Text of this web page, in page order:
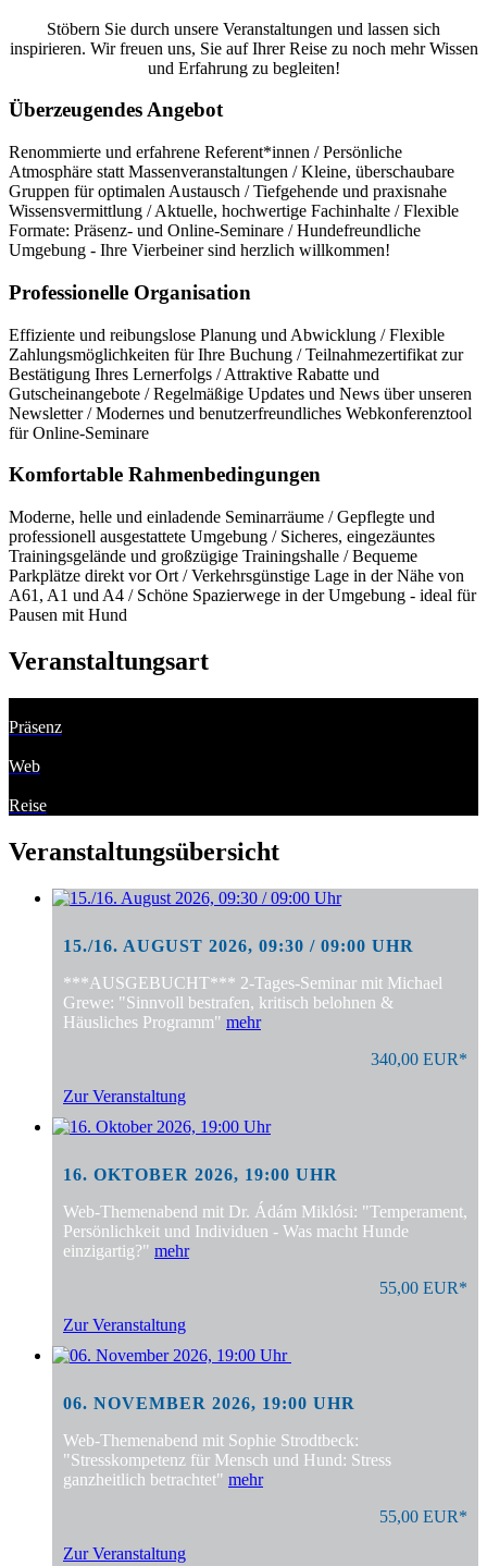
Stöbern Sie durch unsere Veranstaltungen und lassen sich
inspirieren. Wir freuen uns, Sie auf Ihrer Reise zu noch mehr Wissen
und Erfahrung zu begleiten!
Überzeugendes Angebot
Renommierte und erfahrene Referent*innen / Persönliche
Atmosphäre statt Massenveranstaltungen / Kleine, überschaubare
Gruppen für optimalen Austausch / Tiefgehende und praxisnahe
Wissensvermittlung / Aktuelle, hochwertige Fachinhalte / Flexible
Formate: Präsenz- und Online-Seminare / Hundefreundliche
Umgebung - Ihre Vierbeiner sind herzlich willkommen!
Professionelle Organisation
Effiziente und reibungslose Planung und Abwicklung / Flexible
Zahlungsmöglichkeiten für Ihre Buchung / Teilnahmezertifikat zur
Bestätigung Ihres Lernerfolgs / Attraktive Rabatte und
Gutscheinangebote / Regelmäßige Updates und News über unseren
Newsletter / Modernes und benutzerfreundliches Webkonferenztool
für Online-Seminare
Komfortable Rahmenbedingungen
Moderne, helle und einladende Seminarräume / Gepflegte und
professionell ausgestattete Umgebung / Sicheres, eingezäuntes
Trainingsgelände und großzügige Trainingshalle / Bequeme
Parkplätze direkt vor Ort / Verkehrsgünstige Lage in der Nähe von
A61, A1 und A4 / Schöne Spazierwege in der Umgebung - ideal für
Pausen mit Hund
Veranstaltungsart
Präsenz
Web
Reise
Veranstaltungsübersicht
15./16. AUGUST 2026, 09:30 / 09:00 UHR
***AUSGEBUCHT*** 2-Tages-Seminar mit Michael
Grewe: "Sinnvoll bestrafen, kritisch belohnen &
Häusliches Programm" mehr
340,00 EUR*
Zur Veranstaltung
16. OKTOBER 2026, 19:00 UHR
Web-Themenabend mit Dr. Ádám Miklósi: "Temperament,
Persönlichkeit und Individuen - Was macht Hunde
einzigartig?" mehr
55,00 EUR*
Zur Veranstaltung
06. NOVEMBER 2026, 19:00 UHR
Web-Themenabend mit Sophie Strodtbeck:
"Stresskompetenz für Mensch und Hund: Stress
ganzheitlich betrachtet" mehr
55,00 EUR*
Zur Veranstaltung